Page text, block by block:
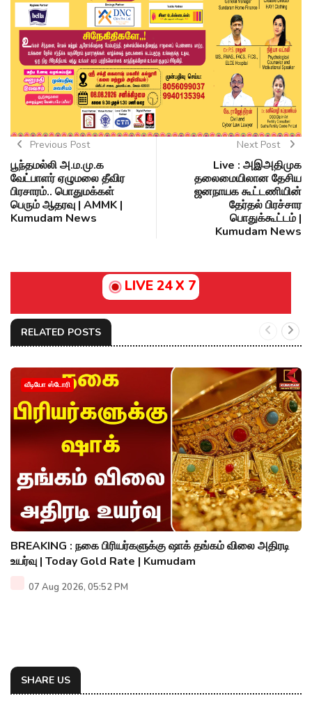
Previous Post
பூந்தமல்லி அ.ம.மு.க
வேட்பாளர் ஏழுமலை தீவிர
பிரசாரம்.. பொதுமக்கள்
பெரும் ஆதரவு | AMMK |
Kumudam News
Next Post
Live : அஇஅதிமுக
தலைமையிலான தேசிய
ஜனநாயக கூட்டணியின்
தேர்தல் பிரச்சார
பொதுக்கூட்டம் |
Kumudam News
LIVE 24 X 7
RELATED POSTS
வீடியோ ஸ்டோரி
BREAKING : நகை பிரியர்களுக்கு ஷாக் தங்கம் விலை அதிரடி
உயர்வு | Today Gold Rate | Kumudam
07 Aug 2026, 05:52 PM
SHARE US